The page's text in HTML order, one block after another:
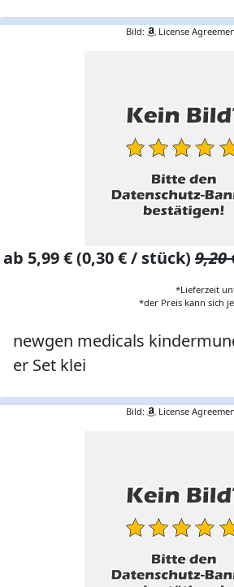
Bild: License
ab 5,99 € (0,30 € / stück) 9,20
*Lieferzeit
*der Preis kann sich
newgen medicals
er Set klei
Bild: License